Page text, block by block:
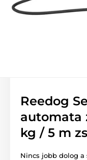
Reedog
automata
kg / 5 m
Nincs jobb dolog a